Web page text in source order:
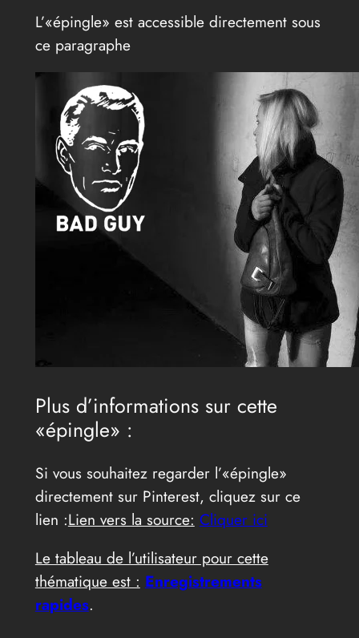
L’«épingle» est accessible directement sous
ce paragraphe
Plus d’informations sur cette
«épingle» :
Si vous souhaitez regarder l’«épingle»
directement sur Pinterest, cliquez sur ce
lien :Lien vers la source: Cliquer ici
Le tableau de l’utilisateur pour cette
thématique est : Enregistrements
rapides.